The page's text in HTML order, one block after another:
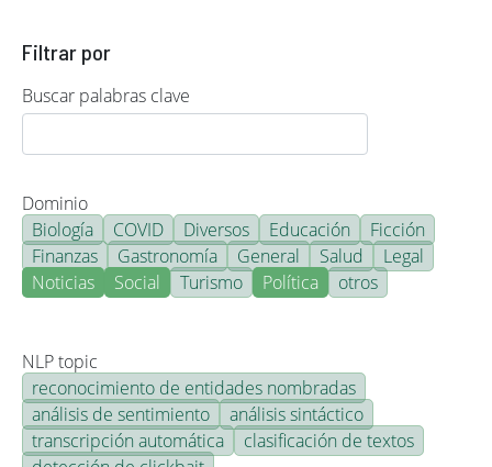
Filtrar por
Buscar palabras clave
Dominio
Biología
COVID Diversos Educación
Ficción
Finanzas
Gastronomía General Salud
Legal
Noticias
Social Turismo Política otros
NLP topic
reconocimiento de entidades nombradas
análisis de sentimiento
análisis sintáctico
transcripción automática
clasificación de textos